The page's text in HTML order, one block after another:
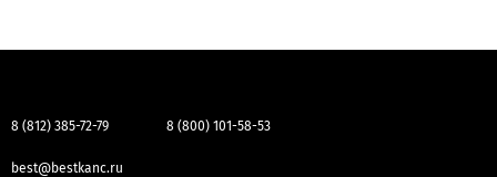
8 (812) 385-72-79 8 (800) 101-58-53
best@bestkanc.ru